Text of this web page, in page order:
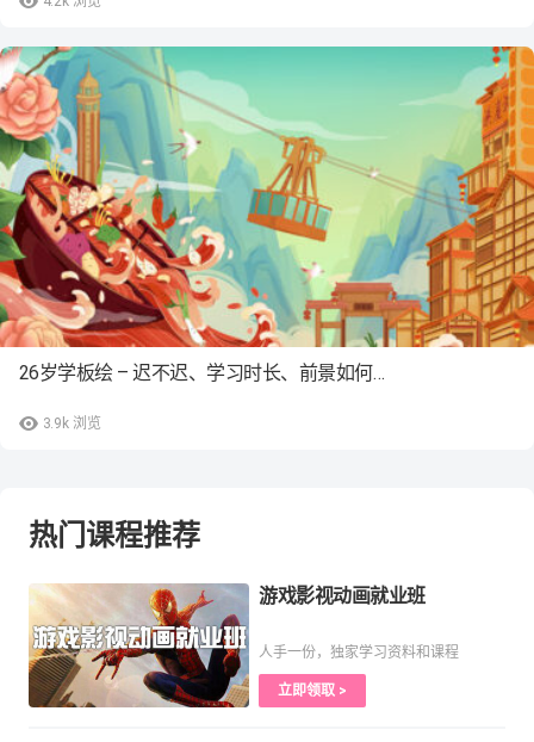
3.9k 浏览
26岁学板绘 – 迟不迟、学习时长、前景如何…
热门课程推荐
游戏影视动画就业班
人手一份，独家学习资料和课程
立即领取 >